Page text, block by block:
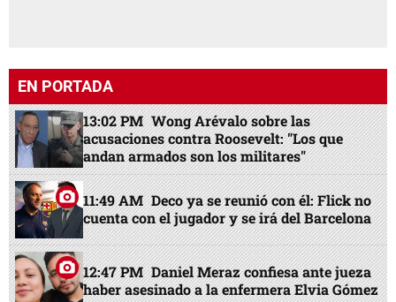
EN PORTADA
13:02 PM Wong Arévalo sobre las
acusaciones contra Roosevelt: "Los que
andan armados son los militares"
11:49 AM Deco ya se reunió con él: Flick no
cuenta con el jugador y se irá del Barcelona
12:47 PM Daniel Meraz confiesa ante jueza
haber asesinado a la enfermera Elvia Gómez